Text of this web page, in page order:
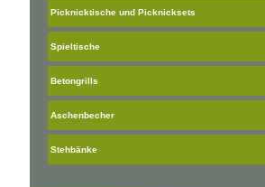
Picknicktische und Picknicksets
Spieltische
Betongrills
Aschenbecher
Stehbänke